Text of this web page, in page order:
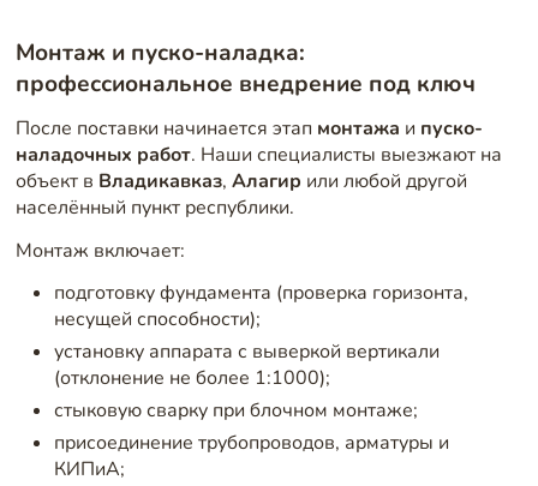
Монтаж и пуско-наладка:
профессиональное внедрение под ключ
После поставки начинается этап монтажа и пуско-
наладочных работ. Наши специалисты выезжают на
объект в Владикавказ, Алагир или любой другой
населённый пункт республики.
Монтаж включает:
подготовку фундамента (проверка горизонта,
несущей способности);
установку аппарата с выверкой вертикали
(отклонение не более 1:1000);
стыковую сварку при блочном монтаже;
присоединение трубопроводов, арматуры и
КИПиА;